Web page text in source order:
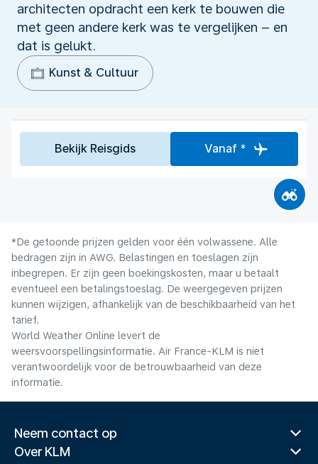
architecten opdracht een kerk te bouwen die
met geen andere kerk was te vergelijken – en
dat is gelukt.
Kunst & Cultuur
Bekijk Reisgids Vanaf *
*De getoonde prijzen gelden voor één volwassene. Alle
bedragen zijn in AWG. Belastingen en toeslagen zijn
inbegrepen. Er zijn geen boekingskosten, maar u betaalt
eventueel een betalingstoeslag. De weergegeven prijzen
kunnen wijzigen, afhankelijk van de beschikbaarheid van het
tarief.
World Weather Online levert de
weersvoorspellingsinformatie. Air France-KLM is niet
verantwoordelijk voor de betrouwbaarheid van deze
informatie.
Neem contact op
Over KLM